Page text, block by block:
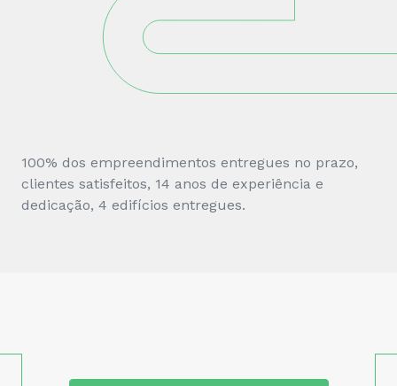
100% dos empreendimentos entregues no prazo,
clientes satisfeitos, 14 anos de experiência e
dedicação, 4 edifícios entregues.